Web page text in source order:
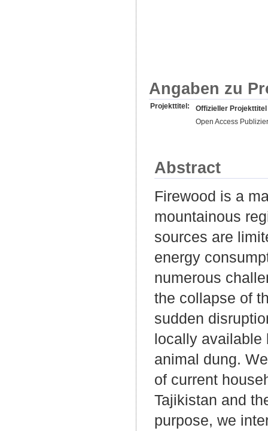
Angaben zu
Projekttitel:
Offizieller Projekttitel
Open Access
Abstract
Firewood is a
mountainous
sources are
energy
numerous
the collapse of
sudden
locally available
animal dung.
of current
Tajikistan and
purpose, we